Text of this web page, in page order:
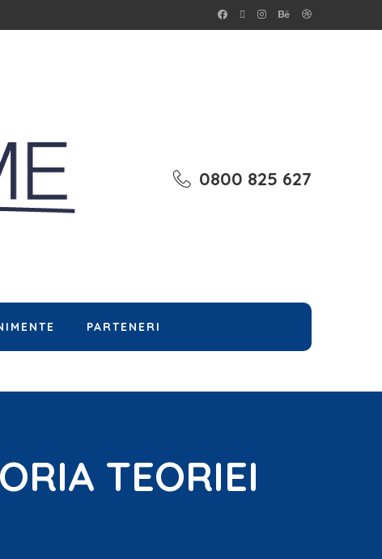
0800 825 627
PARTENERI
TEORIEI